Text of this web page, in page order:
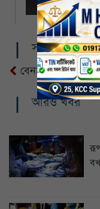
সম্পর্কিত খবর
আরও খবর